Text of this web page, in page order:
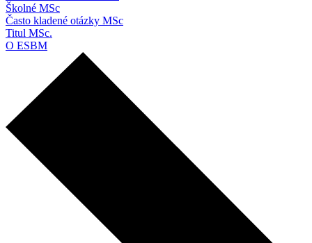
Školné MSc
Často kladené otázky MSc
Titul MSc.
O ESBM